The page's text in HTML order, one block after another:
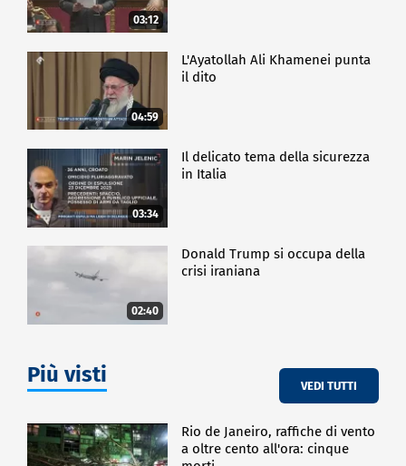
03:12
04:59
L'Ayatollah Ali Khamenei punta
il dito
03:34
Il delicato tema della sicurezza
in Italia
02:40
Donald Trump si occupa della
crisi iraniana
Più visti VEDI TUTTI
Rio de Janeiro, raffiche di vento
a oltre cento all'ora: cinque